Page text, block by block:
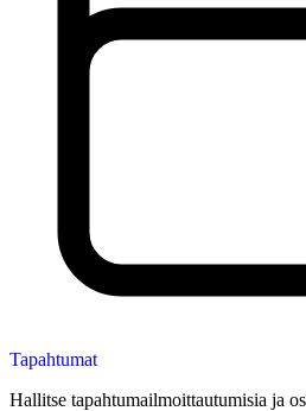
Tapahtumat
Hallitse tapahtumailmoittautumisia ja